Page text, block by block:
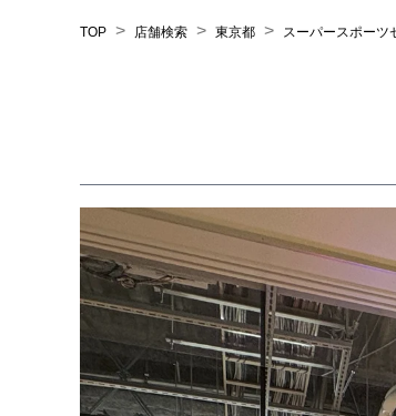
TOP > 店舗検索 > 東京都 > スーパースポーツ